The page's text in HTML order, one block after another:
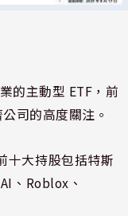
的主動型 ETF，前
司的高度關注。
十大持股包括特斯
、Roblox、